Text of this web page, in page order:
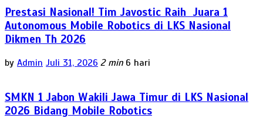
Prestasi Nasional! Tim Javostic Raih Juara 1
Autonomous Mobile Robotics di LKS Nasional
Dikmen Th 2026
by Admin Juli 31, 2026 2 min 6 hari
SMKN 1 Jabon Wakili Jawa Timur di LKS Nasional
2026 Bidang Mobile Robotics